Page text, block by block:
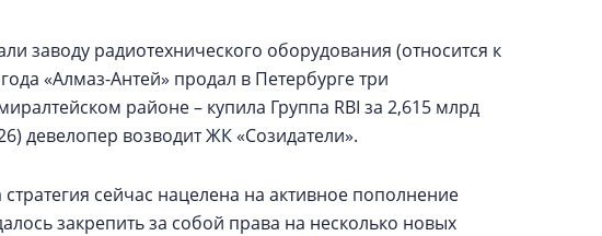
заводу радиотехнического оборудования (относится к
«Алмаз-Антей» продал в Петербурге три
районе – купила Группа RBI за 2,615 млрд
девелопер возводит ЖК «Созидатели».
сейчас нацелена на активное пополнение
закрепить за собой права на несколько новых
Конкуренцию выиграют те
апарты, которые еще больше
приблизятся к гостиничному